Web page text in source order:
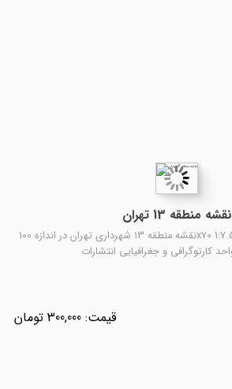
نقشه منطقه 13 تهران
نقشه منطقه 13 شهرداری تهران در اندازه 100x70 سانتی‌متر و در مقیاس 1:7.500
300,000